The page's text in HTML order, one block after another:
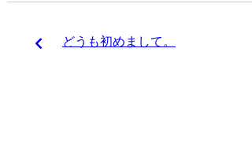
どうも初めまして。